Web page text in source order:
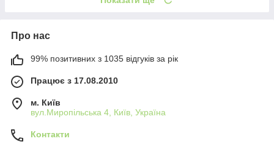
Про нас
99% позитивних з 1035 відгуків за рік
Працює з 17.08.2010
м. Київ
вул.Миропільська 4, Київ, Україна
Контакти